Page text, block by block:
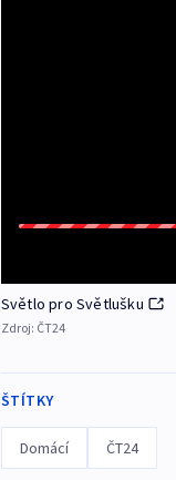
Světlo pro Světlušku
Zdroj: ČT24
ŠTÍTKY
Domácí ČT24